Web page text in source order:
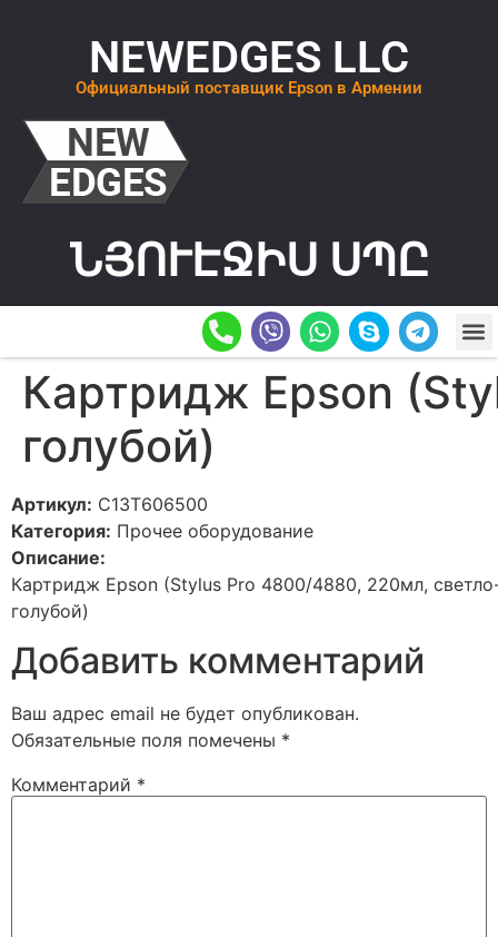
NEWEDGES LLC
Официальный поставщик Epson в Армении
ՆՅՈՒԷՋԻՍ ՍՊԸ
Картридж Epson
голубой)
Артикул: C13T606500
Категория: Прочее оборудование
Описание:
Картридж Epson (Stylus Pro 4800/4880, 220мл,
голубой)
Добавить комментарий
Ваш адрес email не будет опубликован.
Обязательные поля помечены *
Комментарий *